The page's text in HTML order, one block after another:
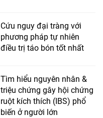
Cứu nguy đại tràng với
phương pháp tự nhiên
điều trị táo bón tốt nhất
Tìm hiểu nguyên nhân &
triệu chứng gây hội chứng
ruột kích thích (IBS) phổ
biến ở người lớn